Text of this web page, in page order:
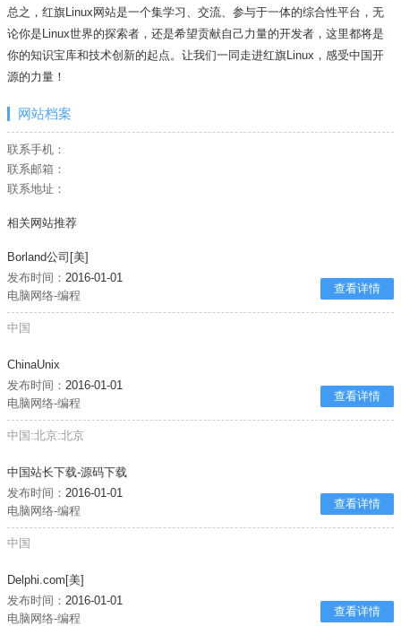
总之，红旗Linux网站是一个集学习、交流、参与于一体的综合性平台，无
论你是Linux世界的探索者，还是希望贡献自己力量的开发者，这里都将是
你的知识宝库和技术创新的起点。让我们一同走进红旗Linux，感受中国开
源的力量！
网站档案
联系手机：
联系邮箱：
联系地址：
相关网站推荐
Borland公司[美]
发布时间： 2016-01-01
电脑网络-编程
查看详情
中国
ChinaUnix
发布时间： 2016-01-01
电脑网络-编程
查看详情
中国:北京:北京
中国站长下载-源码下载
发布时间： 2016-01-01
电脑网络-编程
查看详情
中国
Delphi.com[美]
发布时间： 2016-01-01
电脑网络-编程
查看详情